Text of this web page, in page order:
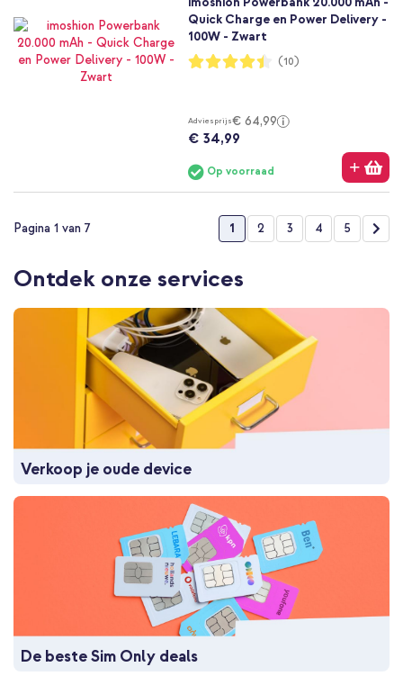
Quick Charge en Power Delivery -
100W - Zwart
Waardering:
88%
(10)
Adviesprijs€ 64,99
€ 34,99
Op voorraad
Pagina 1 van 7 Pagina
U lees momenteel pagina
1 Pagina
2 Pagina
3 Pagina
4 Pagina
5
Ontdek onze services
Verkoop je oude device
De beste Sim Only deals